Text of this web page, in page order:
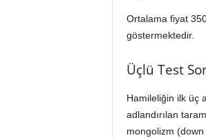
Ortalama fiyat
göstermektedir.
Üçlü Test
Hamileliğin ilk üç
adlandırılan
mongolizm